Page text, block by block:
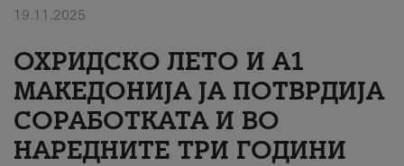
#ПодобарОнлајн
19.11.2025
ОХРИДСКО ЛЕТО И A1
МАКЕДОНИЈА ЈА ПОТВРДИЈА
СОРАБОТКАТА И ВО
НАРЕДНИТЕ ТРИ ГОДИНИ